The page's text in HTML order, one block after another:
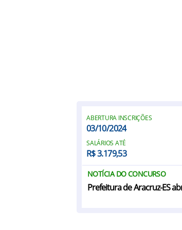
ABERTURA INSCRIÇÕES
03/10/2024
SALÁRIOS ATÉ
R$ 3.179,53
NOTÍCIA DO CONCURSO
Prefeitura de Aracruz-ES